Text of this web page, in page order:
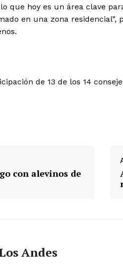
que hoy es un área clave
en una zona residencial”,
de 13 de los 14
con alevinos de
Andes